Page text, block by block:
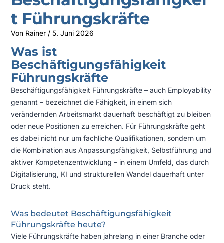
t Führungskräfte
Von Rainer / 5. Juni 2026
Was ist
Beschäftigungsfähigkeit
Führungskräfte
Beschäftigungsfähigkeit Führungskräfte – auch Employability
genannt – bezeichnet die Fähigkeit, in einem sich
verändernden Arbeitsmarkt dauerhaft beschäftigt zu bleiben
oder neue Positionen zu erreichen. Für Führungskräfte geht
es dabei nicht nur um fachliche Qualifikationen, sondern um
die Kombination aus Anpassungsfähigkeit, Selbstführung und
aktiver Kompetenzentwicklung – in einem Umfeld, das durch
Digitalisierung, KI und strukturellen Wandel dauerhaft unter
Druck steht.
Was bedeutet Beschäftigungsfähigkeit
Führungskräfte heute?
Viele Führungskräfte haben jahrelang in einer Branche oder